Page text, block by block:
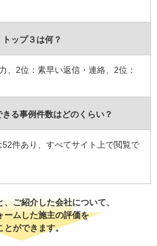
が良かった
的に貴社を選んだのは、素晴らしい
です。丁寧な説明と、こちらの要望
姿勢にも感銘を受けました。見積も
任せできると感じました。そして、
想のリフォームを実現してくれると
ップ３は何？
、2位：素早い返信・連絡、2位：
る事例件数はどのくらい？
件あり、すべてサイト上で閲覧で
ご紹介した会社について、
ームした施主の評価を
とができます。